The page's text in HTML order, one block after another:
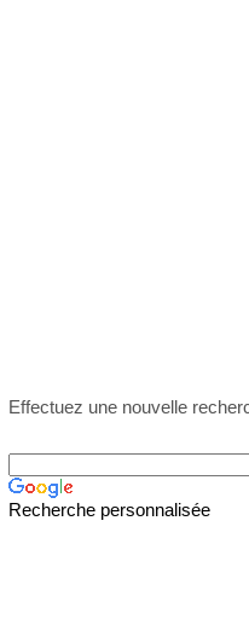
Effectuez une nouvelle
Recherche personnalisée